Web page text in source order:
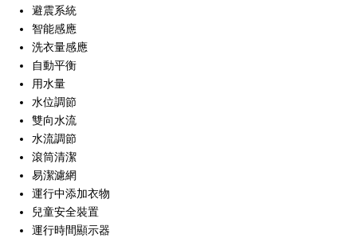
避震系統
智能感應
洗衣量感應
自動平衡
用水量
水位調節
雙向水流
水流調節
滾筒清潔
易潔濾網
運行中添加衣物
兒童安全裝置
運行時間顯示器